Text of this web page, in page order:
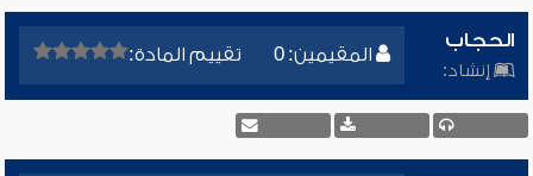
المقيمين: 0 تقييم المادة:
الحجاب
إنشاد: